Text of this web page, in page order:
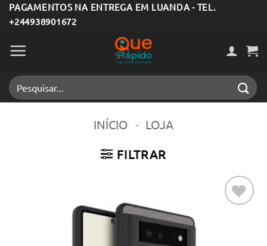
Skip
to
content
PAGAMENTOS NA ENTREGA EM LUANDA - TEL.
+244938901672
Pesquisar
por:
INÍCIO - LOJA
FILTRAR